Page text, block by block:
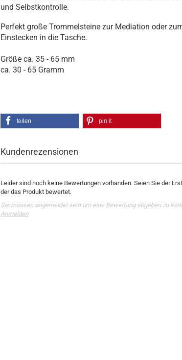
und Selbstkontrolle.
Perfekt große Trommelsteine zur Mediation oder
Einstecken in die Tasche.
Größe ca. 35 - 65 mm
ca. 30 - 65 Gramm
teilen pin it
Kundenrezensionen
Leider sind noch keine Bewertungen vorhanden. Seien Sie der
der das Produkt bewertet.
Sie müssen angemeldet sein um eine Bewertung abgeben zu
Anmelden